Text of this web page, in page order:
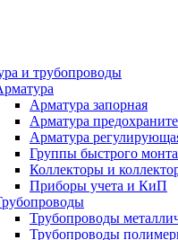
и трубопроводы
Арматура запорная
Арматура
Арматура
Группы быстрого
Коллекторы и
Приборы учета и КиП
Трубопроводы
Трубопроводы